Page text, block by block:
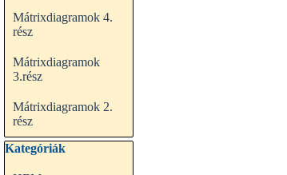
Mátrixdiagramok 4.
rész
Mátrixdiagramok
3.rész
Mátrixdiagramok 2.
rész
Kihagy blokk Kategóriák
Kategóriák